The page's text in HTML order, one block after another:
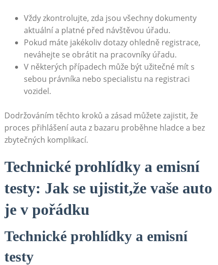
Vždy zkontrolujte, zda jsou všechny dokumenty
aktuální a platné před návštěvou úřadu.
Pokud máte jakékoliv dotazy ohledně registrace,
neváhejte se obrátit na pracovníky úřadu.
V některých případech může být užitečné mít s
sebou právníka nebo specialistu na registraci
vozidel.
Dodržováním těchto kroků a zásad můžete zajistit, že
proces přihlášení auta z bazaru proběhne hladce a bez
zbytečných komplikací.
Technické prohlídky a emisní
testy: Jak se ujistit,že vaše auto
je v pořádku
Technické prohlídky a emisní
testy